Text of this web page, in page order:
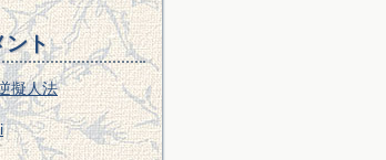
ント
擬人法